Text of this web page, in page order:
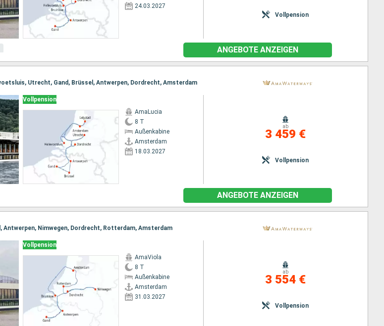
24.03.2027
Vollpension
ANGEBOTE ANZEIGEN
Utrecht, Gand, Brüssel, Antwerpen, Dordrecht, Amsterdam
Vollpension
AmaLucia
8 T
Außenkabine
Amsterdam
18.03.2027
ab
3 459 €
Vollpension
ANGEBOTE ANZEIGEN
Antwerpen, Nimwegen, Dordrecht, Rotterdam, Amsterdam
Vollpension
AmaViola
8 T
Außenkabine
Amsterdam
31.03.2027
ab
3 554 €
Vollpension